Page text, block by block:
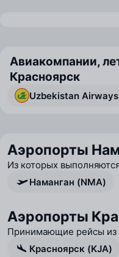
Авиакомпании,
Красноярск
Uzbekistan Airways
Аэропорты
Из которых
Наманган (NMA)
Аэропорты
Принимающие рейсы из
Красноярск (KJA)